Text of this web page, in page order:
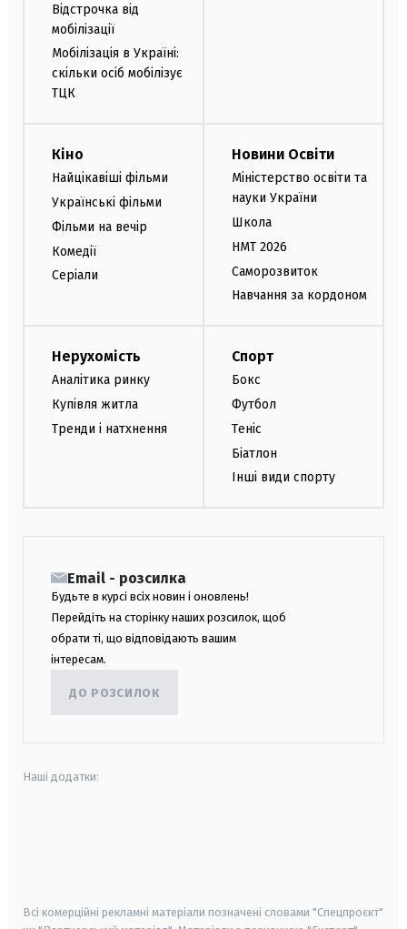
Відстрочка від
мобілізації
Мобілізація в Україні:
скільки осіб мобілізує
ТЦК
Кіно
Найцікавіші фільми
Українські фільми
Фільми на вечір
Комедії
Серіали
Новини Освіти
Міністерство освіти та
науки України
Школа
НМТ 2026
Саморозвиток
Навчання за кордоном
Нерухомість
Аналітика ринку
Купівля житла
Тренди і натхнення
Спорт
Бокс
Футбол
Теніс
Біатлон
Інші види спорту
Email - розсилка
Будьте в курсі всіх новин і оновлень!
Перейдіть на сторінку наших розсилок, щоб
обрати ті, що відповідають вашим
інтересам.
ДО РОЗСИЛОК
Наші додатки:
Всі комерційні рекламні матеріали позначені словами "Спецпроєкт"